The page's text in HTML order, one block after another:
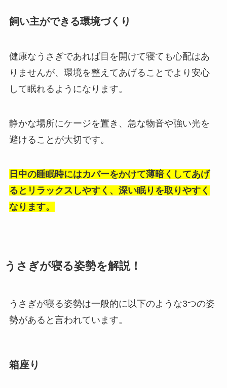
飼い主ができる環境づくり
健康なうさぎであれば目を開けて寝ても心配はあ
りませんが、環境を整えてあげることでより安心
して眠れるようになります。
静かな場所にケージを置き、急な物音や強い光を
避けることが大切です。
日中の睡眠時にはカバーをかけて薄暗くしてあげ
るとリラックスしやすく、深い眠りを取りやすく
なります。
うさぎが寝る姿勢を解説！
うさぎが寝る姿勢は一般的に以下のような3つの姿
勢があると言われています。
箱座り